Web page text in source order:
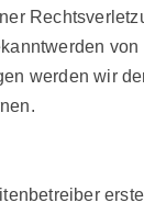
von
werden wir